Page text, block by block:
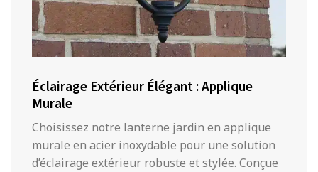
Éclairage Extérieur Élégant : Applique
Murale
Choisissez notre lanterne jardin en applique
murale en acier inoxydable pour une solution
d’éclairage extérieur robuste et stylée. Conçue